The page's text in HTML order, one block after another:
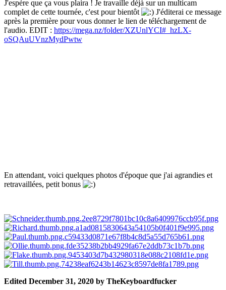
J'espère que ça vous plaira ! Je travaille déjà sur un multicam
complet de cette tournée, c'est pour bientôt
J'éditerai ce message
après la première pour vous donner le lien de téléchargement de
l'audio. EDIT : https://mega.nz/folder/XZUnlYCI#_hzLX-
oSQAuUVnzMydPwtw
En attendant, voici quelques photos d'époque que j'ai agrandies et
retravaillées, petit bonus
Edited December 31, 2020 by TheKeyboardfucker